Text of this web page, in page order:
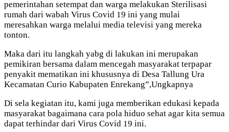
pemerintahan setempat dan warga melakukan Sterilisasi
rumah dari wabah Virus Covid 19 ini yang mulai
meresahkan warga melalui media televisi yang mereka
tonton.
Maka dari itu langkah yabg di lakukan ini merupakan
pemikiran bersama dalam mencegah masyarakat terpapar
penyakit mematikan ini khususnya di Desa Tallung Ura
Kecamatan Curio Kabupaten Enrekang”,Ungkapnya
Di sela kegiatan itu, kami juga memberikan edukasi kepada
masyarakat bagaimana cara pola hiduo sehat agar kita semua
dapat terhindar dari Virus Covid 19 ini.